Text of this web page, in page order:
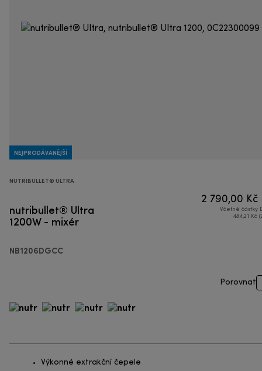
NEJPRODÁVANĚJŠÍ
NUTRIBULLET® ULTRA
nutribullet® Ultra
1200W - mixér
NB1206DGCC
2 790,00 Kč
Včetně částky
484,21 Kč
Porovnat
Výkonné extrakční čepele